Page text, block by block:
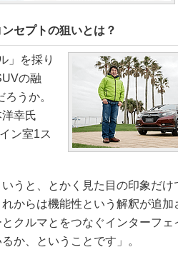
セプトの狙いとは？
」を採り
の融
うか。
幸氏
ン室1ス
うと、とかく見た目の印象だけ
からは機能性という解釈が追加
クルマとをつなぐインターフェ
か、ということです」。